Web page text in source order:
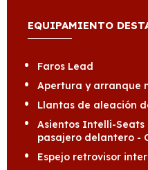
EQUIPAMIENTO
Faros Lead
Apertura y arranque
Llantas de aleación
Asientos Intelli-Seats
pasajero delantero -
Espejo retrovisor